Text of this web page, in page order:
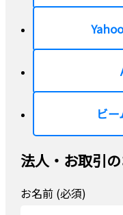
ビ
法人・お取引
お名前 (必須)